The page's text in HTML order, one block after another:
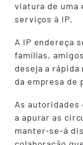
viatura de uma
serviços à IP.
A IP endereça
famílias,
deseja a
da empresa de
As
a apurar as
manter-se-á